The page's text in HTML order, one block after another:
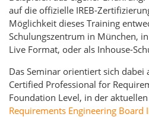
auf die offizielle IREB-
Möglichkeit dieses Training
Schulungszentrum in München,
Live Format, oder als Inhouse-
Das Seminar orientiert sich
Certified Professional for
Foundation Level, in der
Requirements Engineering Board